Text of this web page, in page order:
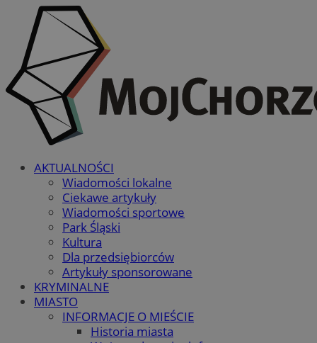
AKTUALNOŚCI
Wiadomości lokalne
Ciekawe artykuły
Wiadomości sportowe
Park Śląski
Kultura
Dla przedsiębiorców
Artykuły sponsorowane
KRYMINALNE
MIASTO
INFORMACJE O MIEŚCIE
Historia miasta